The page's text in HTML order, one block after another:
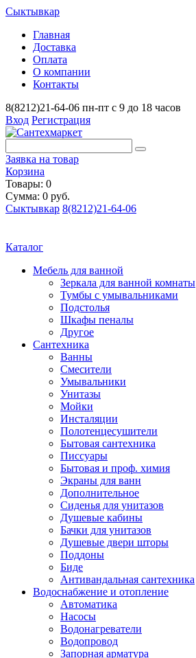
Сыктывкар
Главная
Доставка
Оплата
О компании
Контакты
8(8212)21-64-06 пн-пт с 9 до 18 часов
Вход Регистрация
Заявка на товар
Корзина
Товары: 0
Сумма: 0 руб.
Сыктывкар 8(8212)21-64-06
Каталог
Мебель для ванной
Зеркала для ванной комнаты
Тумбы с умывальниками
Подстолья
Шкафы пеналы
Другое
Сантехника
Ванны
Смесители
Умывальники
Унитазы
Мойки
Инсталяции
Полотенцесушители
Бытовая сантехника
Писсуары
Бытовая и проф. химия
Экраны для ванн
Дополнительное
Сиденья для унитазов
Душевые кабины
Бачки для унитазов
Душевые двери шторы
Поддоны
Биде
Антивандальная сантехника
Водоснабжение и отопление
Автоматика
Насосы
Водонагреватели
Водопровод
Запорная арматура